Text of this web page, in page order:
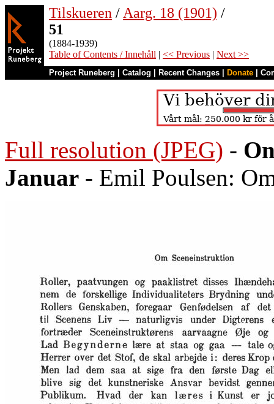
Tilskueren / Aarg. 18 (1901) /
51
(1884-1939)
Table of Contents / Innehåll | << Previous | Next >>
Project Runeberg Catalog Recent Changes Donate
Full resolution (JPEG) -
Januar - Emil Poulsen: